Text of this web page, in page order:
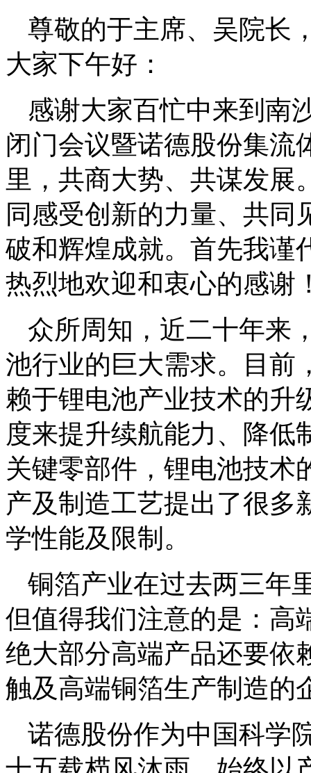
尊敬的于主席、吴院长
大家下午好：
感谢大家百忙中来到南
闭门会议暨诺德股份集流
里，共商大势、共谋发展
同感受创新的力量、共
破和辉煌成就。首先我谨
热烈地欢迎和衷心的感谢
众所周知，近二十年来
池行业的巨大需求。目前
赖于锂电池产业技术的升
度来提升续航能力、降低
关键零部件，锂电池技术
产及制造工艺提出了很多
学性能及限制。
铜箔产业在过去两三年
但值得我们注意的是：高
绝大部分高端产品还要依
触及高端铜箔生产制造的
诺德股份作为中国科学